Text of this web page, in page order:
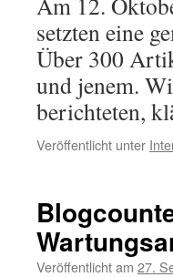
setzten eine
Über 300
und jenem.
berichteten,
Veröffentlicht unter
Veröffentlicht am 27.